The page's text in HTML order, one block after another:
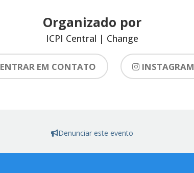
Organizado por
ICPI Central | Change
ENTRAR EM CONTATO INSTAGRAM
Denunciar este evento